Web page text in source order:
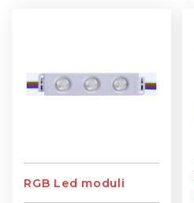
RGB Led moduli